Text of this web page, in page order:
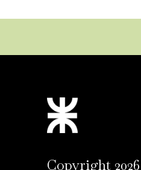
Copyright 2026